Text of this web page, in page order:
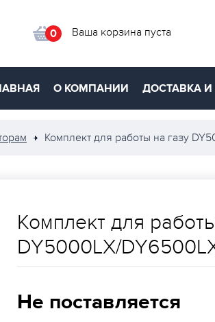
0 Ваша корзина пуста
О КОМПАНИИ ДОСТАВКА
Комплект для работы на газу
Комплект для
DY5000LX/
Не поставляется